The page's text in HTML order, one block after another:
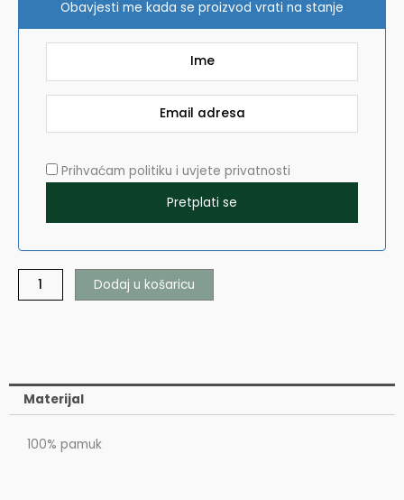
Obavjesti me kada se proizvod vrati na stanje
Prihvaćam politiku i uvjete privatnosti
Dodaj u košaricu
Materijal
100% pamuk